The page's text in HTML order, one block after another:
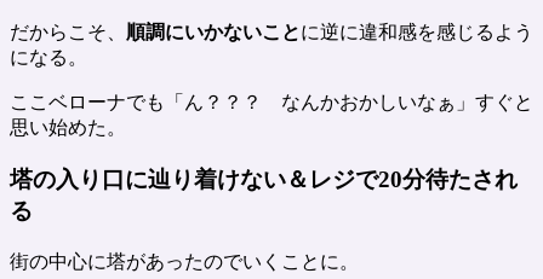
だからこそ、 順調にいかないことに逆に違和感を感じるよう
になる。
ここベローナでも「ん？？？ なんかおかしいなぁ」すぐと
思い始めた。
塔の入り口に辿り着けない＆レジで20分待たされ
る
街の中心に塔があったのでいくことに。